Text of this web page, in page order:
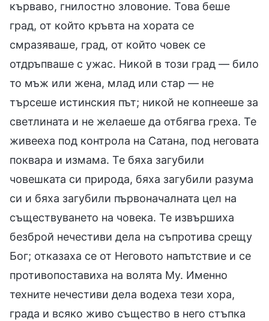
кърваво, гнилостно зловоние. Това беше
град, от който кръвта на хората се
смразяваше, град, от който човек се
отдръпваше с ужас. Никой в този град — било
то мъж или жена, млад или стар — не
търсеше истинския път; никой не копнееше за
светлината и не желаеше да отбягва греха. Те
живееха под контрола на Сатана, под неговата
поквара и измама. Те бяха загубили
човешката си природа, бяха загубили разума
си и бяха загубили първоначалната цел на
съществуването на човека. Те извършиха
безброй нечестиви дела на съпротива срещу
Бог; отказаха се от Неговото напътствие и се
противопоставиха на волята Му. Именно
техните нечестиви дела водеха тези хора,
града и всяко живо същество в него стъпка